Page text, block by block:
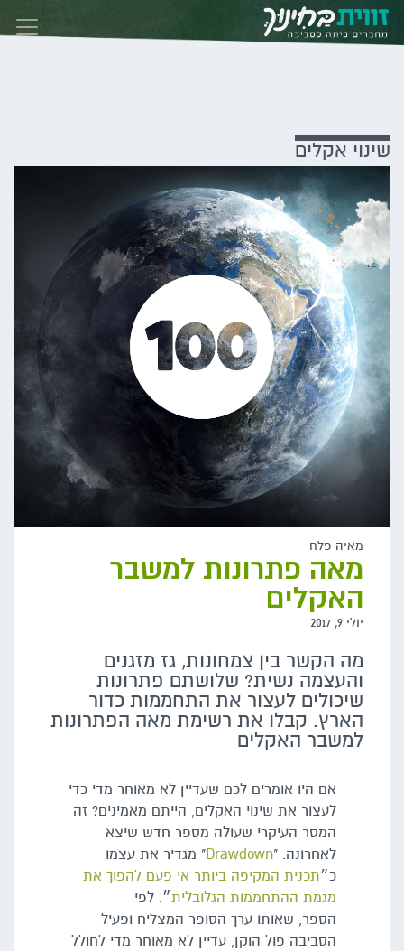
Skip to content
שינוי אקלים
מאיה פלח
מאה פתרונות למשבר
האקלים
יולי 9, 2017
מה הקשר בין צמחונות, גז מזגנים
והעצמה נשית? שלושתם פתרונות
שיכולים לעצור את התחממות כדור
הארץ. קבלו את רשימת מאה הפתרונות
למשבר האקלים
אם היו אומרים לכם שעדיין לא מאוחר מדי כדי
לעצור את שינוי האקלים, הייתם מאמינים? זה
המסר העיקרי שעולה מספר חדש שיצא
לאחרונה. "Drawdown" מגדיר את עצמו
כ״תכנית המקיפה ביותר אי פעם להפוך את
מגמת ההתחממות הגלובלית״. לפי
הספר, שאותו ערך הסופר המצליח ופעיל
הסביבה פול הוקן, עדיין לא מאוחר מדי לחולל